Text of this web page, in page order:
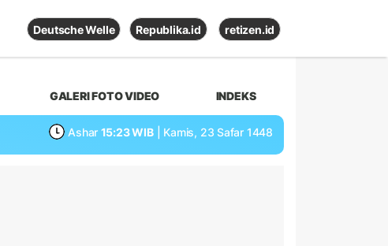
Deutsche Welle Republika.id retizen.id
GALERI FOTO VIDEO INDEKS
Ashar 15:23 WIB | Kamis, 23 Safar 1448